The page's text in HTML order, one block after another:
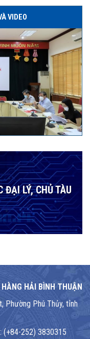
VIDEO
ĐẠI LÝ, CHỦ TÀU
HẢI BÌNH THUẬN
Phường Phú Thủy, tỉnh
(+84-252) 3830315